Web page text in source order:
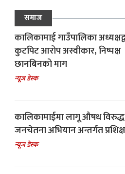
समाज
कालिकामाई गाउँपालिका
कुटपिट आरोप अस्वीकार, निष्पक्ष
छानबिनको माग
न्यूज डेस्क
कालिकामाईमा लागू औषध विरुद्ध
जनचेतना अभियान अन्तर्गत
न्यूज डेस्क